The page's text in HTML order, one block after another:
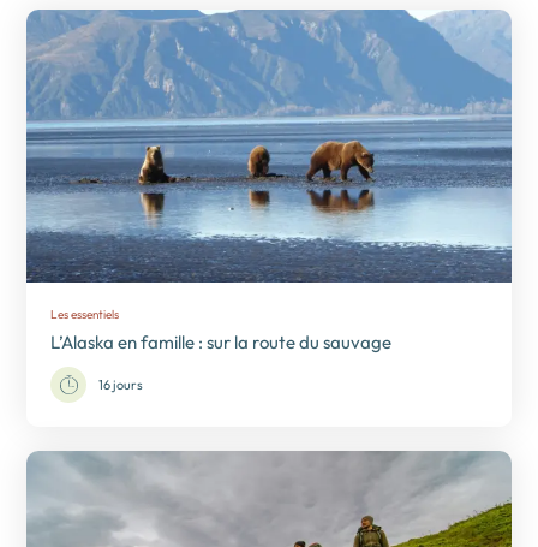
Les essentiels
L’Alaska en famille : sur la route du sauvage
16 jours